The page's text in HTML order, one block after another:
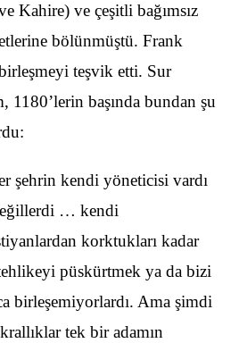
Kahire) ve çeşitli bağımsız
bölünmüştü. Frank
teşvik etti. Sur
başında bundan şu
şehrin kendi yöneticisi vardı
… kendi
korktukları kadar
püskürtmek ya da bizi
birleşemiyorlardı. Ama şimdi
tek bir adamın